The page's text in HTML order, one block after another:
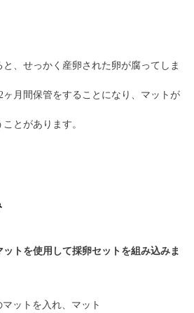
、せっかく産卵された卵が腐ってしま
ヶ月間保管をすることになり、マットが
とがあります。
トを使用して採卵セットを組み込みま
ットを入れ、マット